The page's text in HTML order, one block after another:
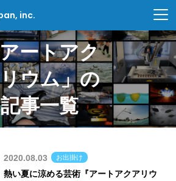
inc.
ートアク
ウム」の
記事一覧
2020.08.03 お出掛け
熱い夏に涼める芸術『アートアクアリウ